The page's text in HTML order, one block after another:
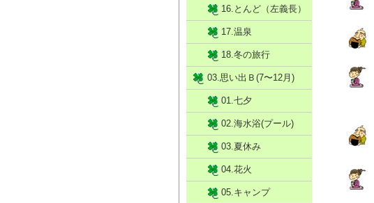
16.とんど（左義長）
17.温泉
18.冬の旅行
03.思い出Ｂ(7〜12月)
01.七夕
02.海水浴(プール)
03.夏休み
04.花火
05.キャンプ